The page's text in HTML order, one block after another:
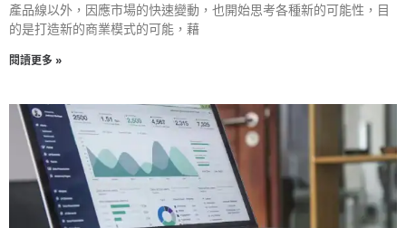
產品線以外，因應市場的快速變動，也開始思考各種新的可能性，目
的是打造新的商業模式的可能，藉
閱讀更多 »